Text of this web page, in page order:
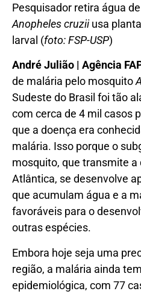
Pesquisador retira água
Anopheles cruziiusa
larval (foto: FSP-USP)
André Julião | Agência
de malária pelo mosquito
Sudeste do Brasil foi tão
com cerca de 4 mil casos
que a doença era
malária. Isso porque o
mosquito, que transmite a
Atlântica, se desenvolve
que acumulam água e a
favoráveis para o
outras espécies.
Embora hoje seja uma
região, a malária ainda
epidemiológica, com 77